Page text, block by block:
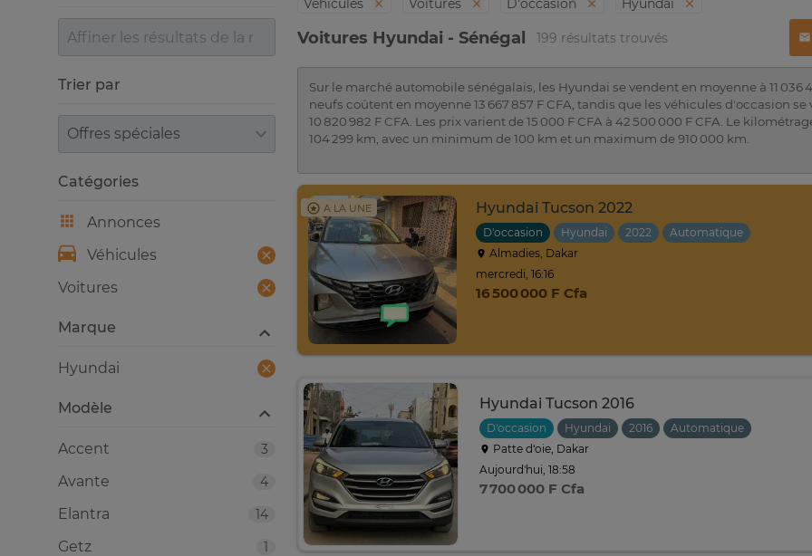
Véhicules
Voitures D'occasion Hyundai
Voitures Hyundai - Sénégal 199 résultats trouvés
Sur le marché automobile sénégalais, les Hyundai se vendent en moyenne à 11 036
neufs coûtent en moyenne 13 667 857 F CFA, tandis que les véhicules d'occasion
10 820 982 F CFA. Les prix varient de 15 000 F CFA à 42 500 000 F CFA. Le
104 299 km, avec un minimum de 100 km et un maximum de 910 000 km.
A LA UNE Hyundai Tucson 2022
D'occasion Hyundai 2022
Automatique
Almadies, Dakar
mercredi, 16:16
16 500 000 F Cfa
Hyundai Tucson 2016
D'occasion Hyundai 2016
Automatique
Patte d‘oie, Dakar
Aujourd'hui, 18:58
7 700 000 F Cfa
Trier par
Trier par
Catégories
Annonces
Véhicules
Voitures
Marque
Hyundai
Modèle
3
Accent
4
Avante
14
Elantra
1
Getz